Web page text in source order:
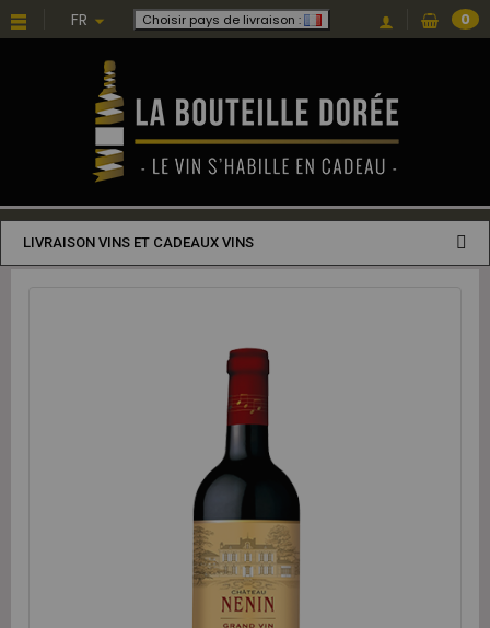
FR Choisir pays de livraison : 0
LIVRAISON VINS ET CADEAUX VINS